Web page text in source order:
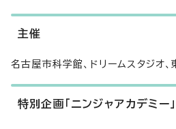
主催
名古屋市科学館、ドリームスタジオ
特別企画「ニンジャアカデミー